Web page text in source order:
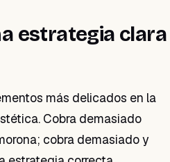
estrategia clara
más delicados en la
Cobra demasiado
cobra demasiado y